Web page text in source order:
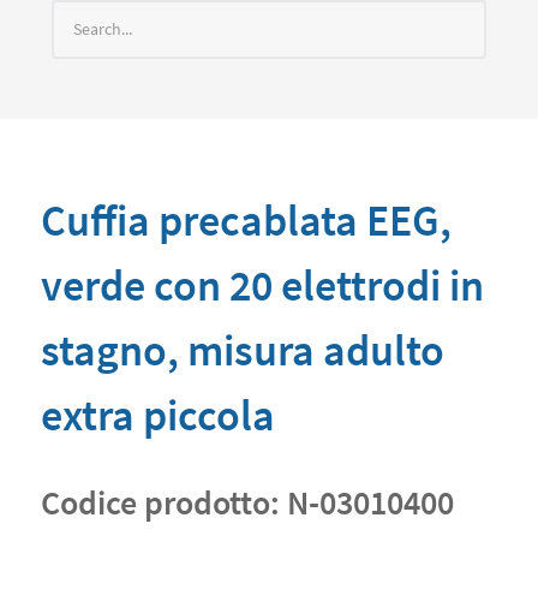
Cuffia precablata EEG,
verde con 20 elettrodi in
stagno, misura adulto
extra piccola
Codice prodotto: N-03010400